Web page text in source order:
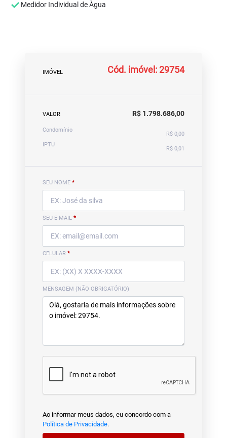
Medidor Individual de Àgua
IMÓVEL Cód. imóvel: 29754
VALOR R$ 1.798.686,00
Condomínio
R$ 0,00
IPTU
R$ 0,01
SEU NOME *
SEU E-MAIL *
CELULAR *
MENSAGEM (NÃO OBRIGATÓRIO)
Ao informar meus dados, eu concordo com a
Política de Privacidade.